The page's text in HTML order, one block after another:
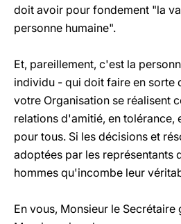
doit avoir pour fondement "la
personne humaine".
Et, pareillement, c'est la
individu - qui doit faire en sorte
votre Organisation se réalisent
relations d'amitié, en tolérance,
pour tous. Si les décisions et
adoptées par les représentants
hommes qu'incombe leur
En vous, Monsieur le Secrétaire